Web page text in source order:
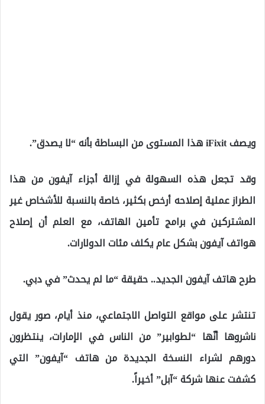
ويصف iFixit هذا المستوى من البساطة بأنه “لا يصدق”.
وقد تجعل هذه السهولة في إزالة أجزاء آيفون من هذا
الطراز عملية إصلاحه أرخص بكثير، خاصة بالنسبة للأشخاص غير
المشتركين في برامج تأمين الهاتف، مع العلم أن إصلاح
هواتف آيفون بشكل عام يكلف مئات الدولارات.
طرح هاتف آيفون الجديد.. حقيقة “ما لم يحدث” في دبي.
تنتشر على مواقع التواصل الاجتماعي، منذ أيام، صور يقول
ناشروها أنّها “لطوابير” من الناس في الإمارات، ينتظرون
دورهم لشراء النسخة الجديدة من هاتف “آيفون” التي
كشفت عنها شركة “آبل” أخيراً.